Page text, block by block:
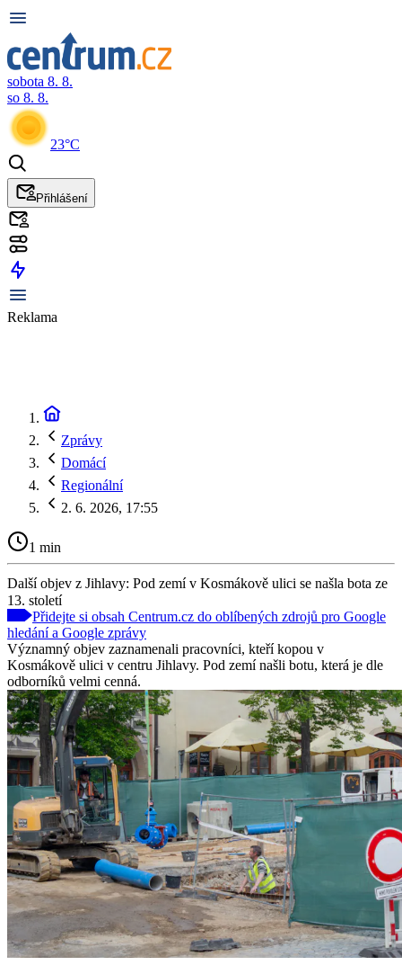
sobota 8. 8.
so 8. 8.
23°C
Přihlášení
Reklama
Zprávy
Domácí
Regionální
2. 6. 2026, 17:55
1 min
Další objev z Jihlavy: Pod zemí v Kosmákově ulici se našla bota ze
13. století
Přidejte si obsah Centrum.cz do oblíbených zdrojů pro Google
hledání a Google zprávy
Významný objev zaznamenali pracovníci, kteří kopou v
Kosmákově ulici v centru Jihlavy. Pod zemí našli botu, která je dle
odborníků velmi cenná.